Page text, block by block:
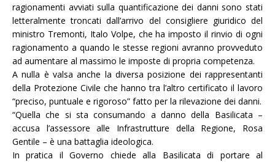
ragionamenti avviati sulla quantificazione dei danni sono stati
letteralmente troncati dall’arrivo del consigliere giuridico del
ministro Tremonti, Italo Volpe, che ha imposto il rinvio di ogni
ragionamento a quando le stesse regioni avranno provveduto
ad aumentare al massimo le imposte di propria competenza.
A nulla è valsa anche la diversa posizione dei rappresentanti
della Protezione Civile che hanno tra l’altro certificato il lavoro
“preciso, puntuale e rigoroso” fatto per la rilevazione dei danni.
“Quella che si sta consumando a danno della Basilicata –
accusa l’assessore alle Infrastrutture della Regione, Rosa
Gentile – è una battaglia ideologica.
In pratica il Governo chiede alla Basilicata di portare al